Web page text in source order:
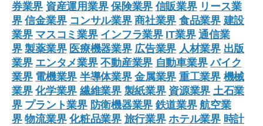
券業界 資産運用業界 保険業界 信販業界 リース業
界 信金業界 コンサル業界 商社業界 食品業界 建設
業界 マスコミ業界 インフラ業界 IT業界 通信業
界 製薬業界 医療機器業界 広告業界 人材業界 出版
業界 エンタメ業界 不動産業界 自動車業界 バイク
業界 電機業界 半導体業界 金属業界 重工業界 機械
業界 化学業界 繊維業界 製紙業界 資源業界 土石業
界 プラント業界 防衛機器業界 鉄道業界 航空業
界 物流業界 化粧品業界 旅行業界 ホテル業界 時計